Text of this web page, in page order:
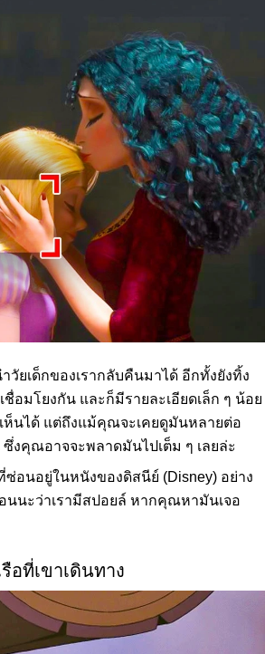
วัยเด็กของเรากลับคืนมาได้ อีกทั้งยังทิ้ง
มโยงกัน และก็มีรายละเอียดเล็ก ๆ น้อย
ห็นได้ แต่ถึงแม้คุณจะเคยดูมันหลายต่อ
งคุณอาจจะพลาดมันไปเต็ม ๆ เลยล่ะ
ซ่อนอยู่ในหนังของดิสนีย์ (Disney) อย่าง
นนะว่าเรามีสปอยล์ หากคุณหามันเจอ
อที่เขาเดินทาง